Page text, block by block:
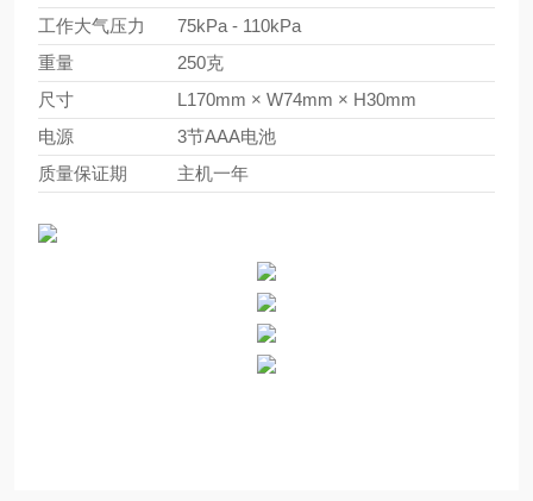
工作大气压力
75kPa - 110kPa
重量
250克
尺寸
L170mm × W74mm × H30mm
电源
3节AAA电池
质量保证期
主机一年